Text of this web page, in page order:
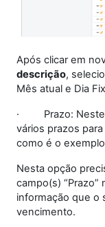
Após clicar em
descrição,
Mês atual e Dia
· Prazo:
vários prazos
como é o
Nesta opção
campo(s)
informação que o
vencimento.